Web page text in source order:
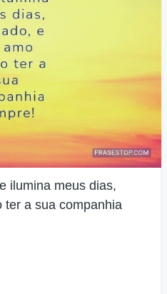
ilumina meus dias,
ter a sua companhia